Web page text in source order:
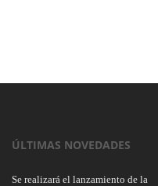
ÚLTIMAS NOVEDADES
Se realizará el lanzamiento de la